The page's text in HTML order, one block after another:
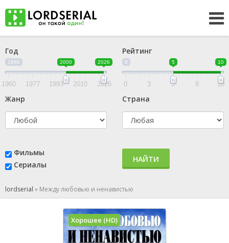
Год
1960 2000 2026
1960 1977 1993 2010 2026
Рейтинг
0 5 10
0 3 5 8 10
Жанр Страна
Фильмы
Сериалы
НАЙТИ
lordserial » Между любовью и ненавистью
Хорошее (HD)